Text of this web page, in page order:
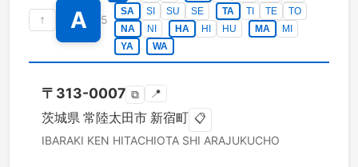
↑ A 5
SA
SI SU SE TA TI TE
TO
NA
NI HA HI HU MA
MI
YA
WA
〒 313-0007 ⧉ 📍
茨城県 常陸太田市 新宿町 📋
IBARAKI KEN HITACHIOTA SHI ARAJUKUCHO